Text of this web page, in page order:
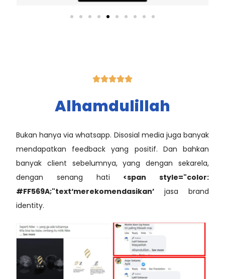

Alhamdulillah
Bukan hanya via whatsapp. Disosial media juga banyak
mendapatkan feedback yang positif. Dan bahkan
banyak client sebelumnya, yang dengan sekarela,
dengan senang hati <span style="color:
#FF569A;"text‘merekomendasikan’ jasa brand
identity.